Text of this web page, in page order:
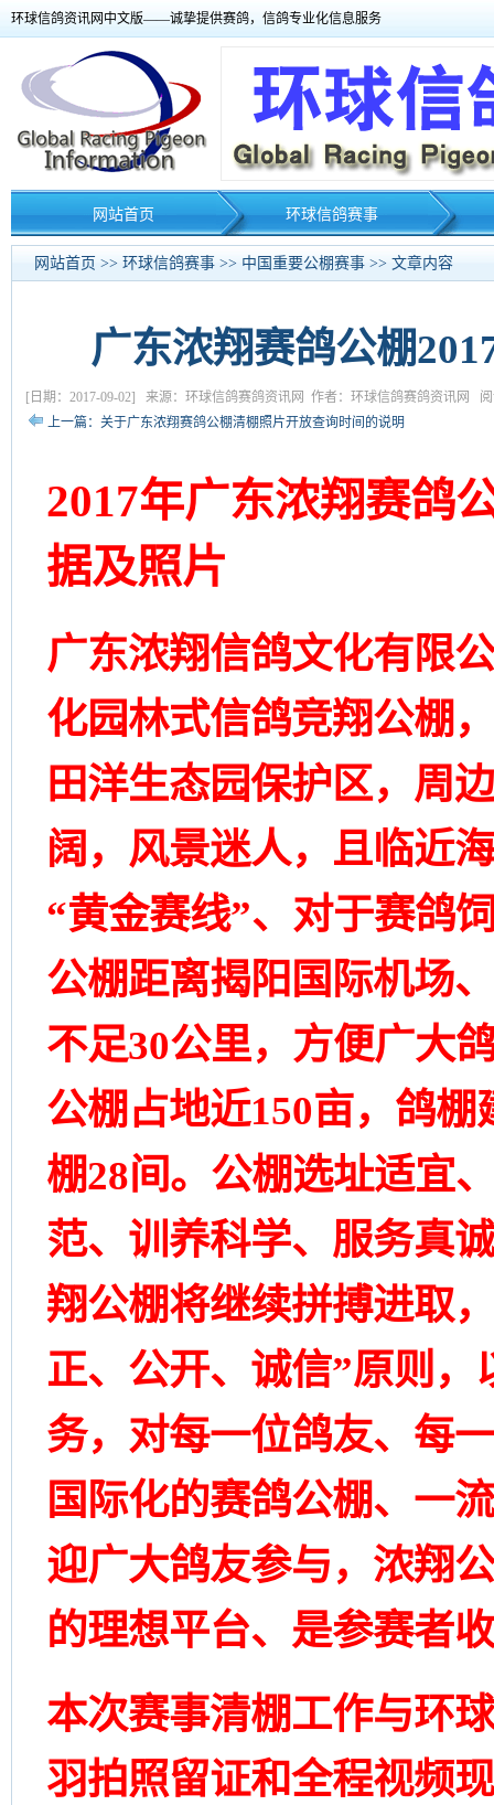
环球信鸽资讯网中文版——诚挚提供赛鸽，信鸽专业化信息服务
网站首页 环球信鸽赛事
网站首页 >> 环球信鸽赛事 >> 中国重要公棚赛事 >> 文章内容
广东浓翔赛鸽公棚
[日期：2017-09-02] 来源：环球信鸽赛鸽资讯网 作者：环球信鸽赛鸽资讯网 阅
上一篇：关于广东浓翔赛鸽公棚清棚照片开放查询时间的说明
2017年广东浓翔赛鸽
据及照片
广东浓翔信鸽文化有限
化园林式信鸽竞翔公棚
田洋生态园保护区，周
阔，风景迷人，且临近
“黄金赛线”、对于赛鸽
公棚距离揭阳国际机场
不足30公里，方便广大
公棚占地近150亩，鸽
棚28间。公棚选址适宜
范、训养科学、服务真
翔公棚将继续拼搏进取
正、公开、诚信”原则
务，对每一位鸽友、每
国际化的赛鸽公棚、一
迎广大鸽友参与，浓翔
的理想平台、是参赛者
本次赛事清棚工作与环
羽拍照留证和全程视频